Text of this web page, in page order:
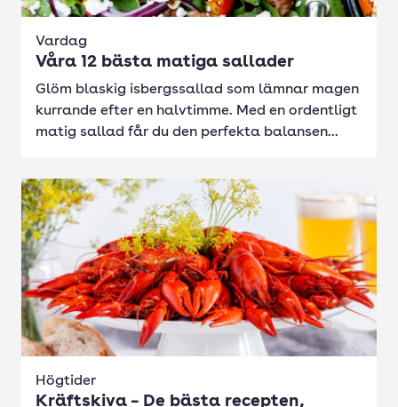
Vardag
Våra 12 bästa matiga sallader
Glöm blaskig isbergssallad som lämnar magen
kurrande efter en halvtimme. Med en ordentligt
matig sallad får du den perfekta balansen...
Högtider
Kräftskiva – De bästa recepten,